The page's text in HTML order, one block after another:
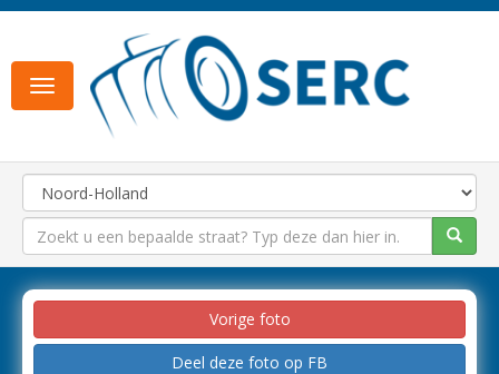
Toggle
navigation
Vorige foto
Deel deze foto op FB